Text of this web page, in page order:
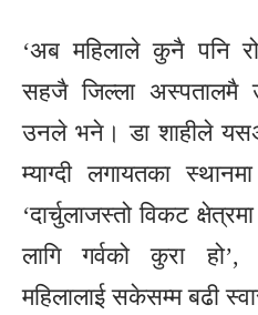
‘अब महिलाले कुनै पनि
सहजै जिल्ला अस्पतालमै
उनले भने। डा शाहीले
म्याग्दी लगायतका
‘दार्चुलाजस्तो विकट
लागि गर्वको कुरा
महिलालाई सकेसम्म बढी